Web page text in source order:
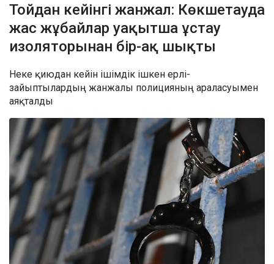
Тойдан кейінгі жанжал: Көкшетауда
жас жұбайлар уақытша ұстау
изоляторынан бір-ақ шықты
Неке қиюдан кейін ішімдік ішкен ерлі-
зайыптылардың жанжалы полицияның араласуымен
аяқталды